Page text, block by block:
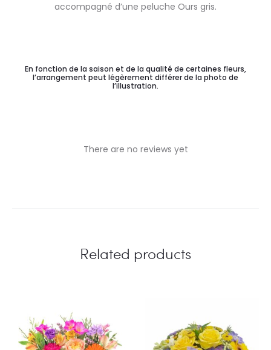
accompagné d’une peluche Ours gris.
En fonction de la saison et de la qualité de certaines fleurs,
l’arrangement peut légèrement différer de la photo de
l’illustration.
There are no reviews yet
Related products